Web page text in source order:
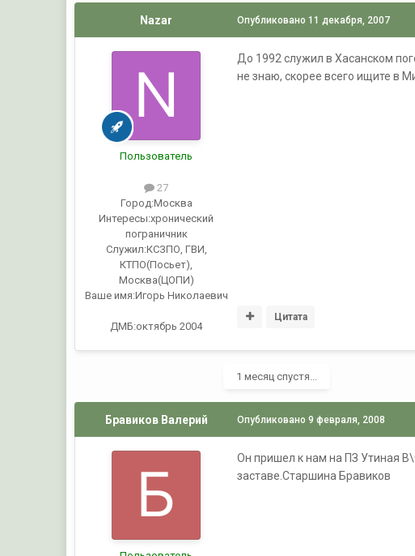
Nazar
Пользователь
27
Город:Москва
Интересы:хронический
пограничник
Служил:КСЗПО, ГВИ,
КТПО(Посьет),
Москва(ЦОПИ)
Ваше имя:Игорь Николаевич
ДМБ:октябрь 2004
Опубликовано11 декабря, 2007
До 1992 служил в Хасанском
не знаю, скорее всего ищите в
Цитата
1 месяц спустя...
Бравиков Валерий Опубликовано9 февраля, 2008
Он пришел к нам на ПЗ Утиная
заставе.Старшина Бравиков